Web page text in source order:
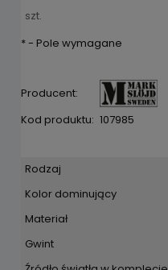
szt.
*- Pole wymagane
Producent:
Kod produktu: 107985
Rodzaj
Kolor dominujący
Materiał
Gwint